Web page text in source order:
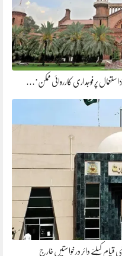
استعمال پر فوجداری کارروائی ممکن’…
قیام کیلئے دائر درخواستیں خارج